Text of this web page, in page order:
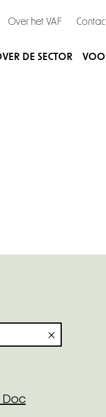
Over het VAF
DE SECTOR
Doc